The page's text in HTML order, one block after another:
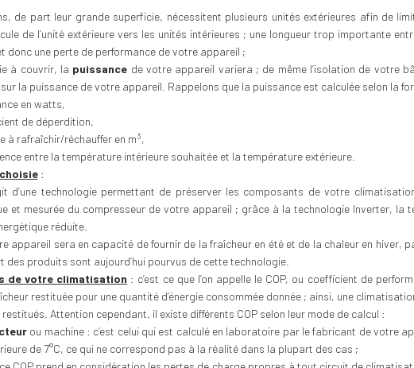
de part leur grande superficie, nécessitent plusieurs unités extérieures afin de
de l’unité extérieure vers les unités intérieures ; une longueur trop importante
donc une perte de performance de votre appareil ;
à couvrir, la puissance de votre appareil variera ; de même l’isolation de votre
la puissance de votre appareil. Rappelons que la puissance est calculée selon la
en watts,
de déperdition,
à rafraîchir/réchauffer en m3,
entre la température intérieure souhaitée et la température extérieure.
:
d’une technologie permettant de préserver les composants de votre
et mesurée du compresseur de votre appareil ; grâce à la technologie Inverter, la
réduite.
appareil sera en capacité de fournir de la fraîcheur en été et de la chaleur en hiver,
des produits sont aujourd’hui pourvus de cette technologie.
de votre climatisation : c’est ce que l’on appelle le COP, ou coefficient de
restituée pour une quantité d’énergie consommée donnée ; ainsi, une
Attention cependant, il existe différents COP selon leur mode de calcul :
ou machine : c’est celui qui est calculé en laboratoire par le fabricant de votre
de 7°C, ce qui ne correspond pas à la réalité dans la plupart des cas ;